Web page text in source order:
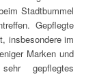
Stadtbummel
Gepflegte
insbesondere im
Marken und
gepflegtes